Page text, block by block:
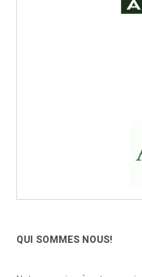
QUI SOMMES NOUS!